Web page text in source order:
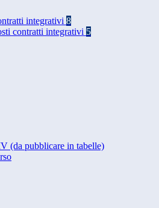
integrativi 8
contratti integrativi 5
(da pubblicare in tabelle)